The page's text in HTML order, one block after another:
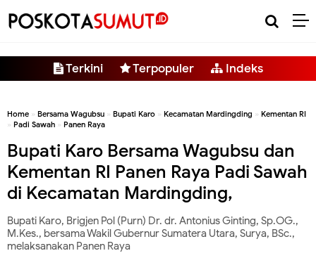
Terkini Terpopuler Indeks
Home » Bersama Wagubsu » Bupati Karo » Kecamatan Mardingding » Kementan RI
» Padi Sawah » Panen Raya
Bupati Karo Bersama Wagubsu dan
Kementan RI Panen Raya Padi Sawah
di Kecamatan Mardingding,
Bupati Karo, Brigjen Pol (Purn) Dr. dr. Antonius Ginting, Sp.OG.,
M.Kes., bersama Wakil Gubernur Sumatera Utara, Surya, BSc.,
melaksanakan Panen Raya